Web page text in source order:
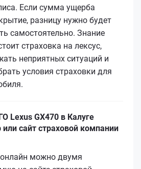
Если сумма ущерба
разницу нужно будет
самостоятельно. Знание
страховка на лексус,
неприятных ситуаций и
условия страховки для
Lexus GX470 в Калуге
или сайт страховой компании
можно двумя